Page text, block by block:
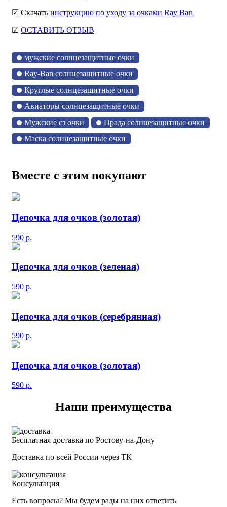
☑ Скачать инструкцию по уходу за очками Ray Ban
☑ ОСТАВИТЬ ОТЗЫВ
мужские солнцезащитные очки
Ray-Ban солнцезащитные очки
Круглые солнцезащитные очки
Авиаторы солнцезащитные очки
Мужские сз очки
Прада солнцезащитные очки
Маска солнцезащитные очки
Вместе с этим покупают
Цепочка для очков (золотая)
590 р.
Цепочка для очков (зеленая)
590 р.
Цепочка для очков (серебрянная)
590 р.
Цепочка для очков (золотая)
590 р.
Наши преимущества
Бесплатная доставка по Ростову-на-Дону
Доставка по всей России через ТК
Консультация
Есть вопросы? Мы будем рады на них ответить